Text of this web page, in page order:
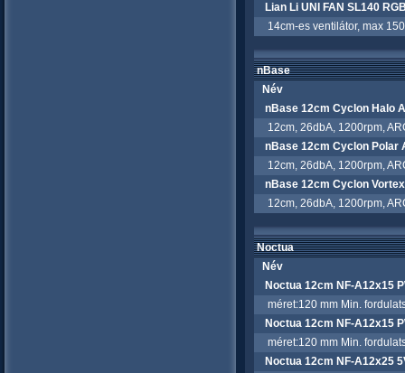
Lian Li UNI FAN SL140
14cm-es ventilátor, max
nBase
Név
nBase 12cm Cyclon Halo
12cm, 26dbA, 1200rpm,
nBase 12cm Cyclon Polar
12cm, 26dbA, 1200rpm,
nBase 12cm Cyclon
12cm, 26dbA, 1200rpm,
Noctua
Név
Noctua 12cm NF-A12x15
méret:120 mm Min.
Noctua 12cm NF-A12x15
méret:120 mm Min.
Noctua 12cm NF-A12x25